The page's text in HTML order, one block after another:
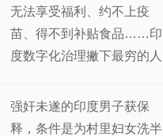
无法享受福利、约不上疫
苗、得不到补贴食品……印
度数字化治理撇下最穷的人
强奸未遂的印度男子获保
释，条件是为村里妇女洗半